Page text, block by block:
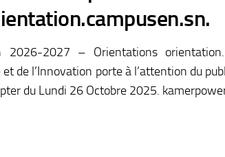
2026-2027 – Orientations
de l’Innovation porte à l’attention du
du Lundi 26 Octobre 2025.